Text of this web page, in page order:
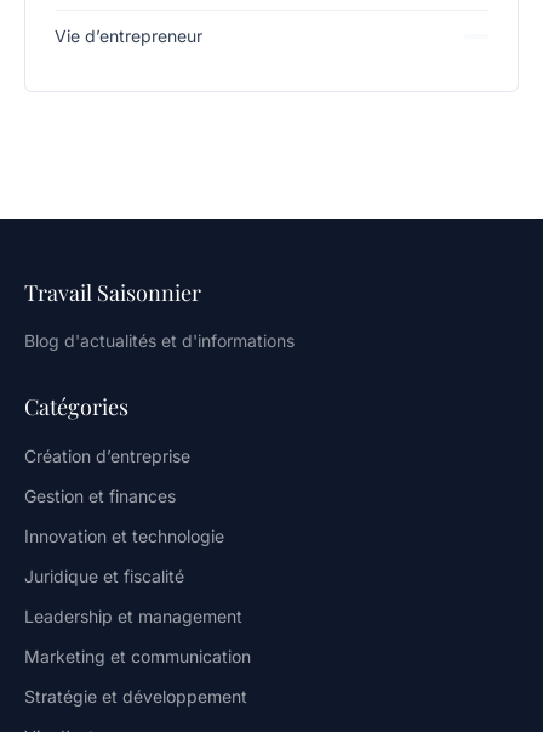
Vie d’entrepreneur
Travail Saisonnier
Blog d'actualités et d'informations
Catégories
Création d’entreprise
Gestion et finances
Innovation et technologie
Juridique et fiscalité
Leadership et management
Marketing et communication
Stratégie et développement